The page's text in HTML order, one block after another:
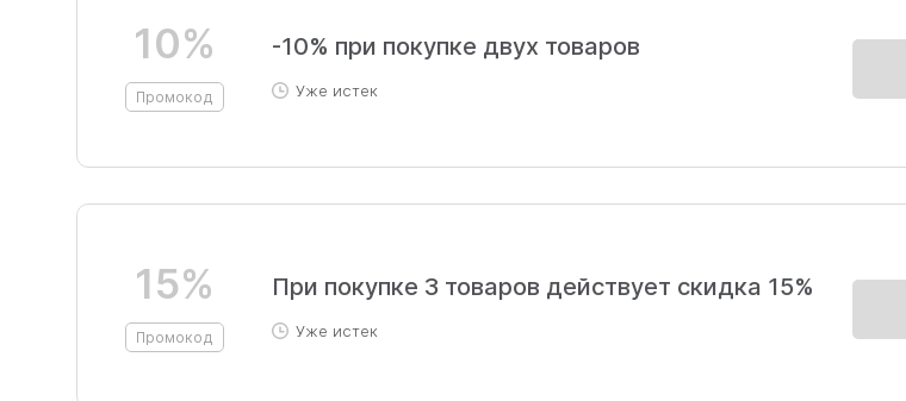
10%
Промокод
-10% при покупке двух товаров
Уже истек
15%
Промокод
При покупке 3 товаров действует скидка 15%
Уже истек